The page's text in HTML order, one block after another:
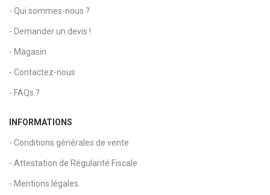
- Qui sommes-nous ?
- Demander un devis !
- Magasin
- Contactez-nous
- FAQs ?
INFORMATIONS
- Conditions générales de vente
- Attestation de Régularité Fiscale
- Mentions légales